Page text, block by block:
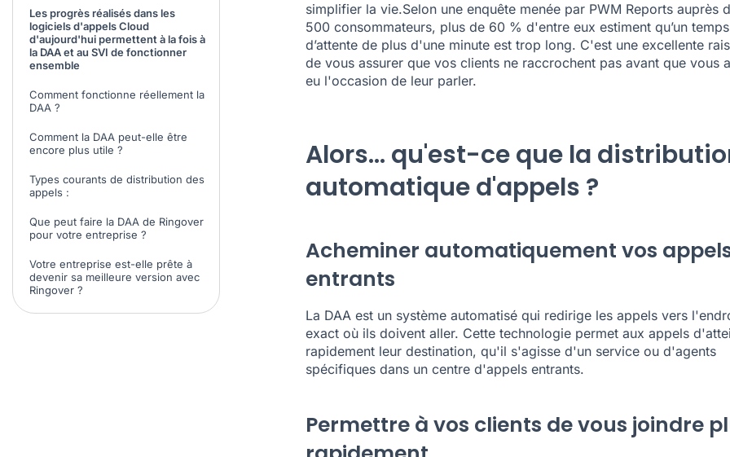
Les progrès réalisés dans les
logiciels d'appels Cloud
d'aujourd'hui permettent à la fois à
la DAA et au SVI de fonctionner
ensemble
Comment fonctionne réellement la
DAA ?
Comment la DAA peut-elle être
encore plus utile ?
Types courants de distribution des
appels :
Que peut faire la DAA de Ringover
pour votre entreprise ?
Votre entreprise est-elle prête à
devenir sa meilleure version avec
Ringover ?
simplifier la vie.Selon une enquête menée par PWM Reportsauprès
500 consommateurs, plus de 60 % d'entre eux estiment qu’un temps
d’attente de plus d'une minute est trop long. C'est une excellente
de vous assurer que vos clients ne raccrochent pas avant que vous
eu l'occasion de leur parler.
Alors... qu'est-ce que la
automatique d'appels ?
Acheminer automatiquement vos
entrants
La DAA est un système automatisé qui redirige les appels vers
exact où ils doivent aller. Cette technologie permet aux appels
rapidement leur destination, qu'il s'agisse d'un service ou d'agents
spécifiques dans un centre d'appels entrants.
Permettre à vos clients de vous joindre